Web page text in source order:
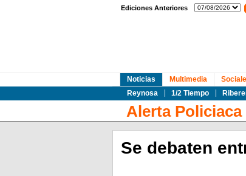
Ediciones Anteriores
Noticias
Reynosa
1/2 Tiempo
Multimedia
Alerta Policiaca
Se debaten